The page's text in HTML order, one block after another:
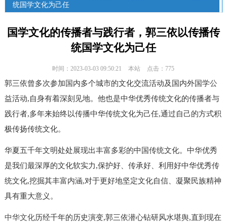
统国学文化为己任
国学文化的传播者与践行者，郭三依以传播传
统国学文化为己任
时间：2023-03-03 09:50:21 本站 点击：775
郭三依曾多次参加国内多个城市的文化交流活动及国内外国学公
益活动,自身有着深刻见地。他也是中华优秀传统文化的传播者与
践行者,多年来始终以传播中华传统文化为己任,通过自己的方式积
极传扬传统文化。
华夏五千年文明处处展现出丰富多彩的中国传统文化。中华优秀
是我们最深厚的文化软实力,保护好、传承好、利用好中华优秀传
统文化,挖掘其丰富内涵,对于更好地坚定文化自信、凝聚民族精神
具有重大意义。
中华文化历经千年的历史演变,郭三依潜心钻研风水堪舆,直到现在